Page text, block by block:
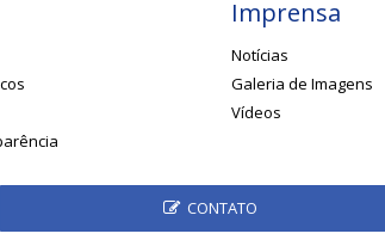
Imprensa
Notícias
Galeria de Imagens
Vídeos
CONTATO